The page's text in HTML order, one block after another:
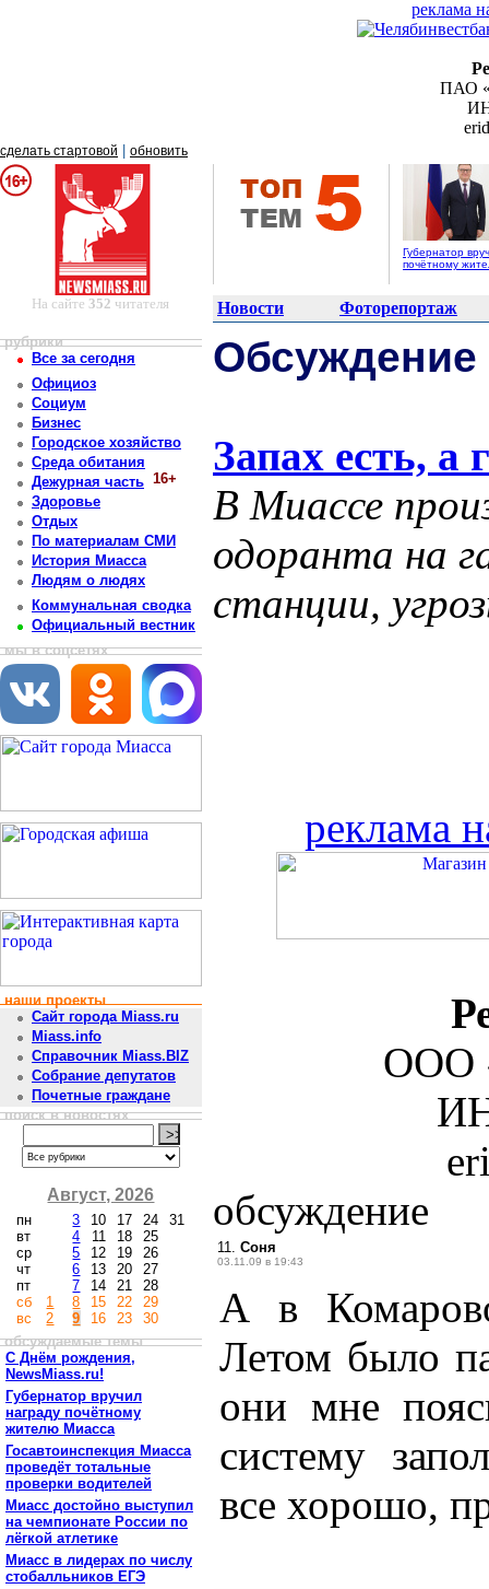
реклама
ПАО
сделать стартовой обновить
Губернатор
почётному
На сайте352 читателя Новости Фоторепортаж
рубрики
Все за сегодня
Официоз
Социум
Бизнес
Городское хозяйство
Среда обитания
Дежурная часть 16+
Здоровье
Отдых
По материалам СМИ
История Миасса
Людям о людях
Коммунальная сводка
Официальный вестник
мы в соцсетях
наши проекты
Сайт города Miass.ru
Miass.info
Справочник Miass.BIZ
Собрание депутатов
Почетные граждане
поиск в новостях
Август, 2026
пн
вт
ср
чт
пт
сб
вс
1
2
3
4
5
6
7
8
9
10
11
12
13
14
15
16
17
18
19
20
21
22
23
24
25
26
27
28
29
30
31
обсуждаемые темы
С Днём рождения,
NewsMiass.ru!
Губернатор вручил
награду почётному
жителю Миасса
Госавтоинспекция Миасса
проведёт тотальные
проверки водителей
Миасс достойно выступил
на чемпионате России по
лёгкой атлетике
Миасс в лидерах по числу
стобалльников ЕГЭ
Запах есть, а
В Миассе
одоранта на
станции,
реклама
ООО
обсуждение
11. Соня
03.11.09 в 19:43
А в
Летом было
они мне
систему
все хорошо,